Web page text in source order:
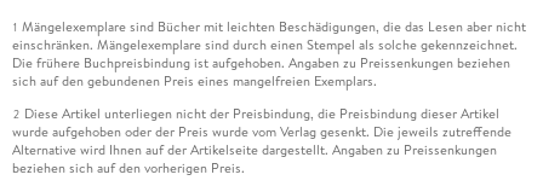
1 Mängelexemplare sind Bücher mit leichten Beschädigungen, die das Lesen aber nicht
einschränken. Mängelexemplare sind durch einen Stempel als solche gekennzeichnet.
Die frühere Buchpreisbindung ist aufgehoben. Angaben zu Preissenkungen beziehen
sich auf den gebundenen Preis eines mangelfreien Exemplars.
2 Diese Artikel unterliegen nicht der Preisbindung, die Preisbindung dieser Artikel
wurde aufgehoben oder der Preis wurde vom Verlag gesenkt. Die jeweils zutreffende
Alternative wird Ihnen auf der Artikelseite dargestellt. Angaben zu Preissenkungen
beziehen sich auf den vorherigen Preis.